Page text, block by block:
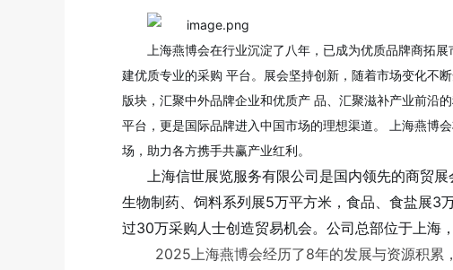
上海燕博会在行业沉淀了八年，已成为优质品牌商拓
建优质专业的采购 平台。展会坚持创新，随着市场变化不
版块，汇聚中外品牌企业和优质产 品、汇聚滋补产业前沿
平台，更是国际品牌进入中国市场的理想渠道。 上海燕博
场，助力各方携手共赢产业红利。
上海信世展览服务有限公司是国内领先的商贸
生物制药、饲料系列展5万平方米，食品、食盐展3
过30万采购人士创造贸易机会。公司总部位于上海
2025上海燕博会经历了8年的发展与资源积累